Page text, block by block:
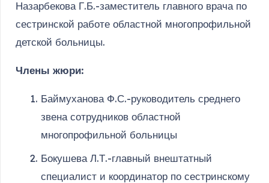
Назарбекова Г.Б.-заместитель главного врача по
сестринской работе областной многопрофильной
детской больницы.
Члены жюри:
Баймуханова Ф.С.-руководитель среднего
звена сотрудников областной
многопрофильной больницы
Бокушева Л.Т.-главный внештатный
специалист и координатор по сестринскому